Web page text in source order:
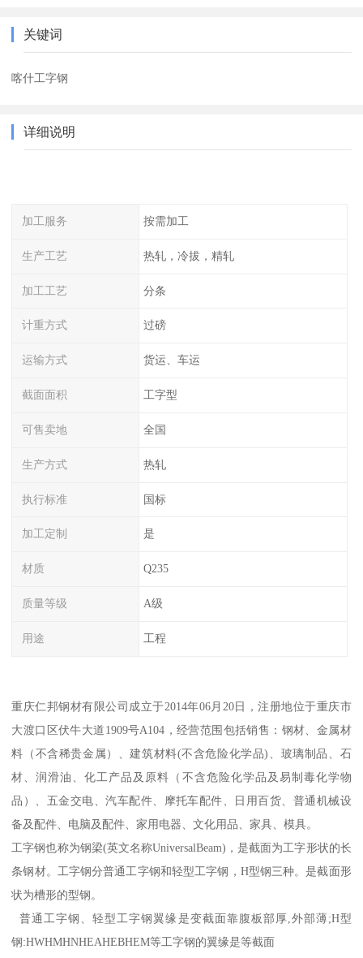
关键词
喀什工字钢
详细说明
加工服务 按需加工
生产工艺 热轧，冷拔，精轧
加工工艺 分条
计重方式 过磅
运输方式 货运、车运
截面面积 工字型
可售卖地 全国
生产方式 热轧
执行标准 国标
加工定制 是
材质 Q235
质量等级 A级
用途 工程
重庆仁邦钢材有限公司成立于2014年06月20日，注册地位于重庆市
大渡口区伏牛大道1909号A104，经营范围包括销售：钢材、金属材
料（不含稀贵金属）、建筑材料(不含危险化学品)、玻璃制品、石
材、润滑油、化工产品及原料（不含危险化学品及易制毒化学物
品）、五金交电、汽车配件、摩托车配件、日用百货、普通机械设
备及配件、电脑及配件、家用电器、文化用品、家具、模具。
工字钢也称为钢梁(英文名称UniversalBeam)，是截面为工字形状的长
条钢材。工字钢分普通工字钢和轻型工字钢，H型钢三种。是截面形
状为槽形的型钢。
普通工字钢、轻型工字钢翼缘是变截面靠腹板部厚,外部薄;H型
钢:HWHMHNHEAHEBHEM等工字钢的翼缘是等截面